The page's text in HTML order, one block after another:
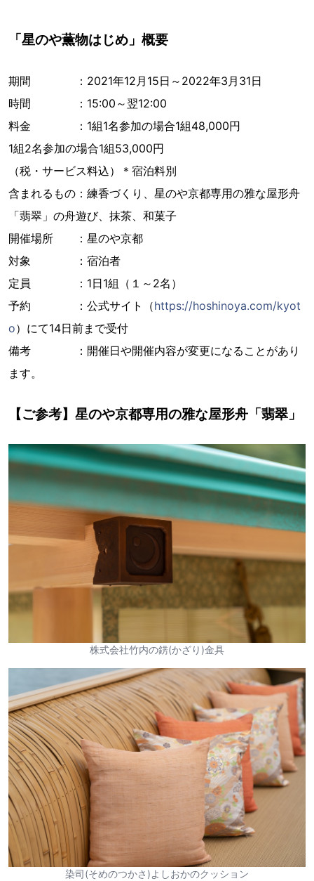
「星のや薫物はじめ」概要
期間 ：2021年12月15日～2022年3月31日
時間 ：15:00～翌12:00
料金 ：1組1名参加の場合1組48,000円
1組2名参加の場合1組53,000円
（税・サービス料込）＊宿泊料別
含まれるもの：練香づくり、星のや京都専用の雅な屋形舟
「翡翠」の舟遊び、抹茶、和菓子
開催場所 ：星のや京都
対象 ：宿泊者
定員 ：1日1組（１～2名）
予約 ：公式サイト（https://hoshinoya.com/kyot
o）にて14日前まで受付
備考 ：開催日や開催内容が変更になることがあり
ます。
【ご参考】星のや京都専用の雅な屋形舟「翡翠」
株式会社竹内の錺(かざり)金具
染司(そめのつかさ)よしおかのクッション